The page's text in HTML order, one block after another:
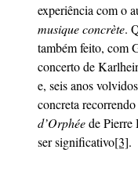
experiência com o
musique concrète.
também feito, com
concerto de
e, seis anos
concreta
d’Orphéede Pierre
ser significativo[3].